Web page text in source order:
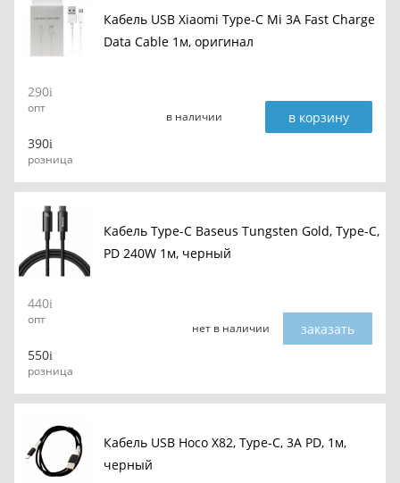
Кабель USB Xiaomi Type-C Mi 3A Fast Charge
Data Cable 1м, оригинал
290
опт
390
розница
в наличии в корзину
Кабель Type-C Baseus Tungsten Gold, Type-C,
PD 240W 1м, черный
440
опт
550
розница
нет в наличии заказать
Кабель USB Hoco X82, Type-C, 3A PD, 1м,
черный